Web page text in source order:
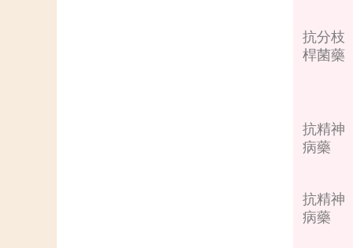
抗分枝
桿菌藥
抗精神
病藥
抗精神
病藥